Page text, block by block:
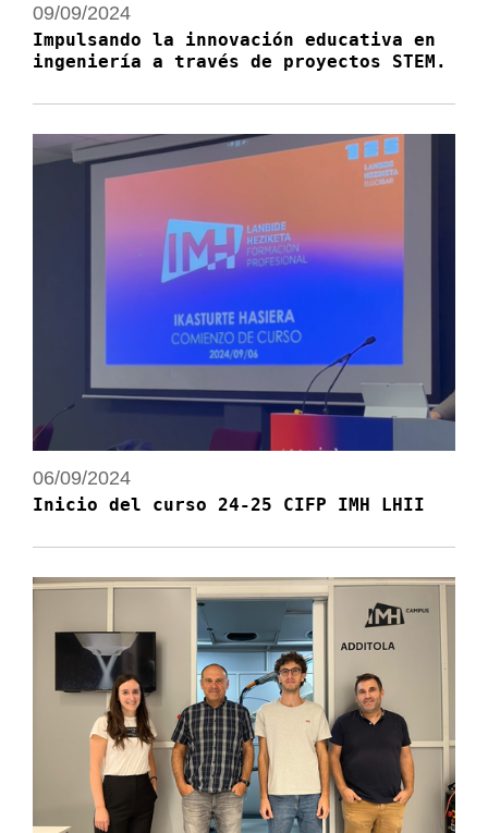
09/09/2024
Impulsando la innovación educativa en
ingeniería a través de proyectos STEM.
06/09/2024
Inicio del curso 24-25 CIFP IMH LHII